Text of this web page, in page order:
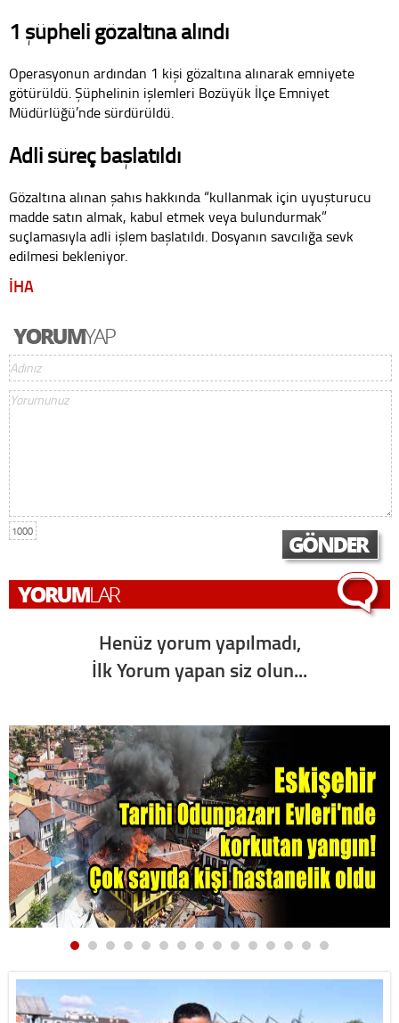
1 şüpheli gözaltına alındı
Operasyonun ardından 1 kişi gözaltına alınarak emniyete
götürüldü. Şüphelinin işlemleri Bozüyük İlçe Emniyet
Müdürlüğü’nde sürdürüldü.
Adli süreç başlatıldı
Gözaltına alınan şahıs hakkında “kullanmak için uyuşturucu
madde satın almak, kabul etmek veya bulundurmak”
suçlamasıyla adli işlem başlatıldı. Dosyanın savcılığa sevk
edilmesi bekleniyor.
İHA
1000
Henüz yorum yapılmadı,
İlk Yorum yapan siz olun...